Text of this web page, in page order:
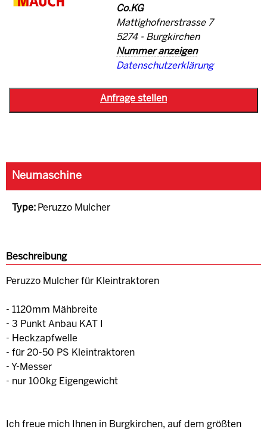
Co.KG
Mattighofnerstrasse 7
5274 - Burgkirchen
Nummer anzeigen
Datenschutzerklärung
Neumaschine
Type: Peruzzo Mulcher
Beschreibung
Peruzzo Mulcher für Kleintraktoren
- 1120mm Mähbreite
- 3 Punkt Anbau KAT I
- Heckzapfwelle
- für 20-50 PS Kleintraktoren
- Y-Messer
- nur 100kg Eigengewicht
Ich freue mich Ihnen in Burgkirchen, auf dem größten